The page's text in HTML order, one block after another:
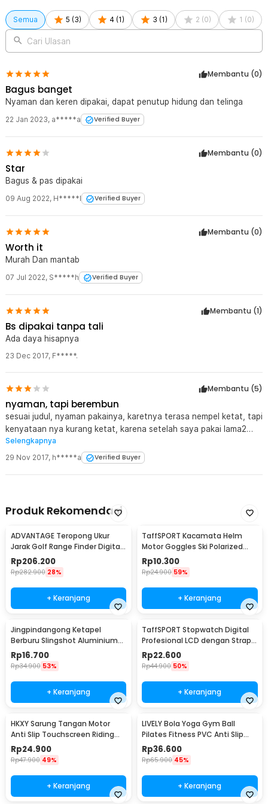
Semua 5 (3) 4 (1 ) 3 (1 ) 2 (0) 1 (0)
Cari Ulasan
Membantu (0)
Bagus banget
Nyaman dan keren dipakai, dapat penutup hidung dan telinga
22 Jan 2023, a*****a Verified Buyer
Membantu (0)
Star
Bagus & pas dipakai
09 Aug 2022, H*****I Verified Buyer
Membantu (0)
Worth it
Murah Dan mantab
07 Jul 2022, S*****h Verified Buyer
Membantu (1)
Bs dipakai tanpa tali
Ada daya hisapnya
23 Dec 2017, F*****.
Membantu (5)
nyaman, tapi berembun
sesuai judul, nyaman pakainya, karetnya terasa nempel ketat, tapi
kenyataan nya kurang ketat, karena setelah saya pakai lama2
berembun dalam nya, jadi harus sering2 lepas pasang dari mata.
keseluruhan puas lah, tapi harusnya jika tidak berembun pasti
Selengkapnya
29 Nov 2017, h*****a Verified Buyer
Produk Rekomendasi
ADVANTAGE Teropong Ukur
Jarak Golf Range Finder Digital
7x18 - AD-964
Rp206.200
Rp282.900 28%
+ Keranjang
TaffSPORT Kacamata Helm
Motor Goggles Ski Polarized
UV400 Windproof - X400
Rp10.300
Rp24.900 59%
+ Keranjang
Jingpindangong Ketapel
Berburu Slingshot Aluminium
Alloy - OD-014
Rp16.700
Rp34.900 53%
+ Keranjang
TaffSPORT Stopwatch Digital
Profesional LCD dengan Strap -
ZSD-808
Rp22.600
Rp44.900 50%
+ Keranjang
HKXY Sarung Tangan Motor
Anti Slip Touchscreen Riding
Glove 1 Pair M
Rp24.900
Rp47.900 49%
+ Keranjang
LIVELY Bola Yoga Gym Ball
Pilates Fitness PVC Anti Slip
55cm
Rp36.600
Rp65.900 45%
+ Keranjang